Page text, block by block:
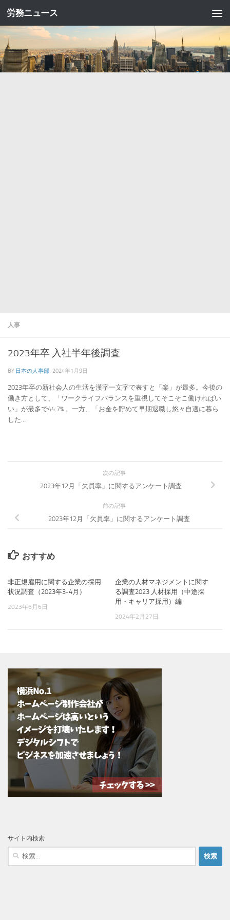
コンテンツへスキップ
労務ニュース
人事
2023年卒 入社半年後調査
BY 日本の人事部 · 2024年1月9日
2023年卒の新社会人の生活を漢字一文字で表すと「楽」が最多。今後の
働き方として、「ワークライフバランスを重視してそこそこ働ければい
い」が最多で44.7% 。一方、「お金を貯めて早期退職し悠々自適に暮ら
した...
次の記事
2023年12月「欠員率」に関するアンケート調査
前の記事
2023年12月「欠員率」に関するアンケート調査
おすすめ
非正規雇用に関する企業の採用
状況調査（2023年3-4月）
2023年6月6日
企業の人材マネジメントに関す
る調査2023 人材採用（中途採
用・キャリア採用）編
2024年2月27日
サイト内検索